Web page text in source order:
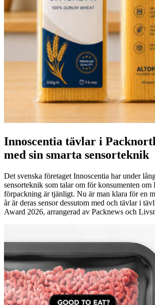
Innoscentia tävlar i
med sin smarta sensorteknik
Det svenska företaget Innoscentia har under
sensorteknik som talar om för konsumenten om
förpackning är tjänligt. Nu är man klara för en
år är deras sensor dessutom med och tävlar i
Award 2026, arrangerad av Packnews och